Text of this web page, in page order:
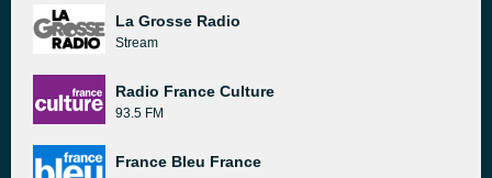
La Grosse Radio
Stream
Radio France Culture
93.5 FM
France Bleu France